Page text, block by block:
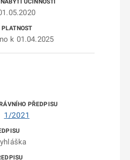
k 01.04.2025
1/2021